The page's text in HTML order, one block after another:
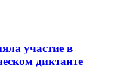
участие в
диктанте